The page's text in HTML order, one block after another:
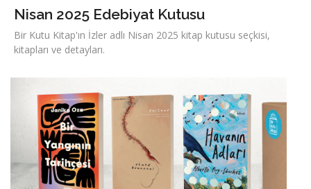
Nisan 2025 Edebiyat Kutusu
Bir Kutu Kitap'ın İzler adlı Nisan 2025 kitap kutusu seçkisi,
kitapları ve detayları.